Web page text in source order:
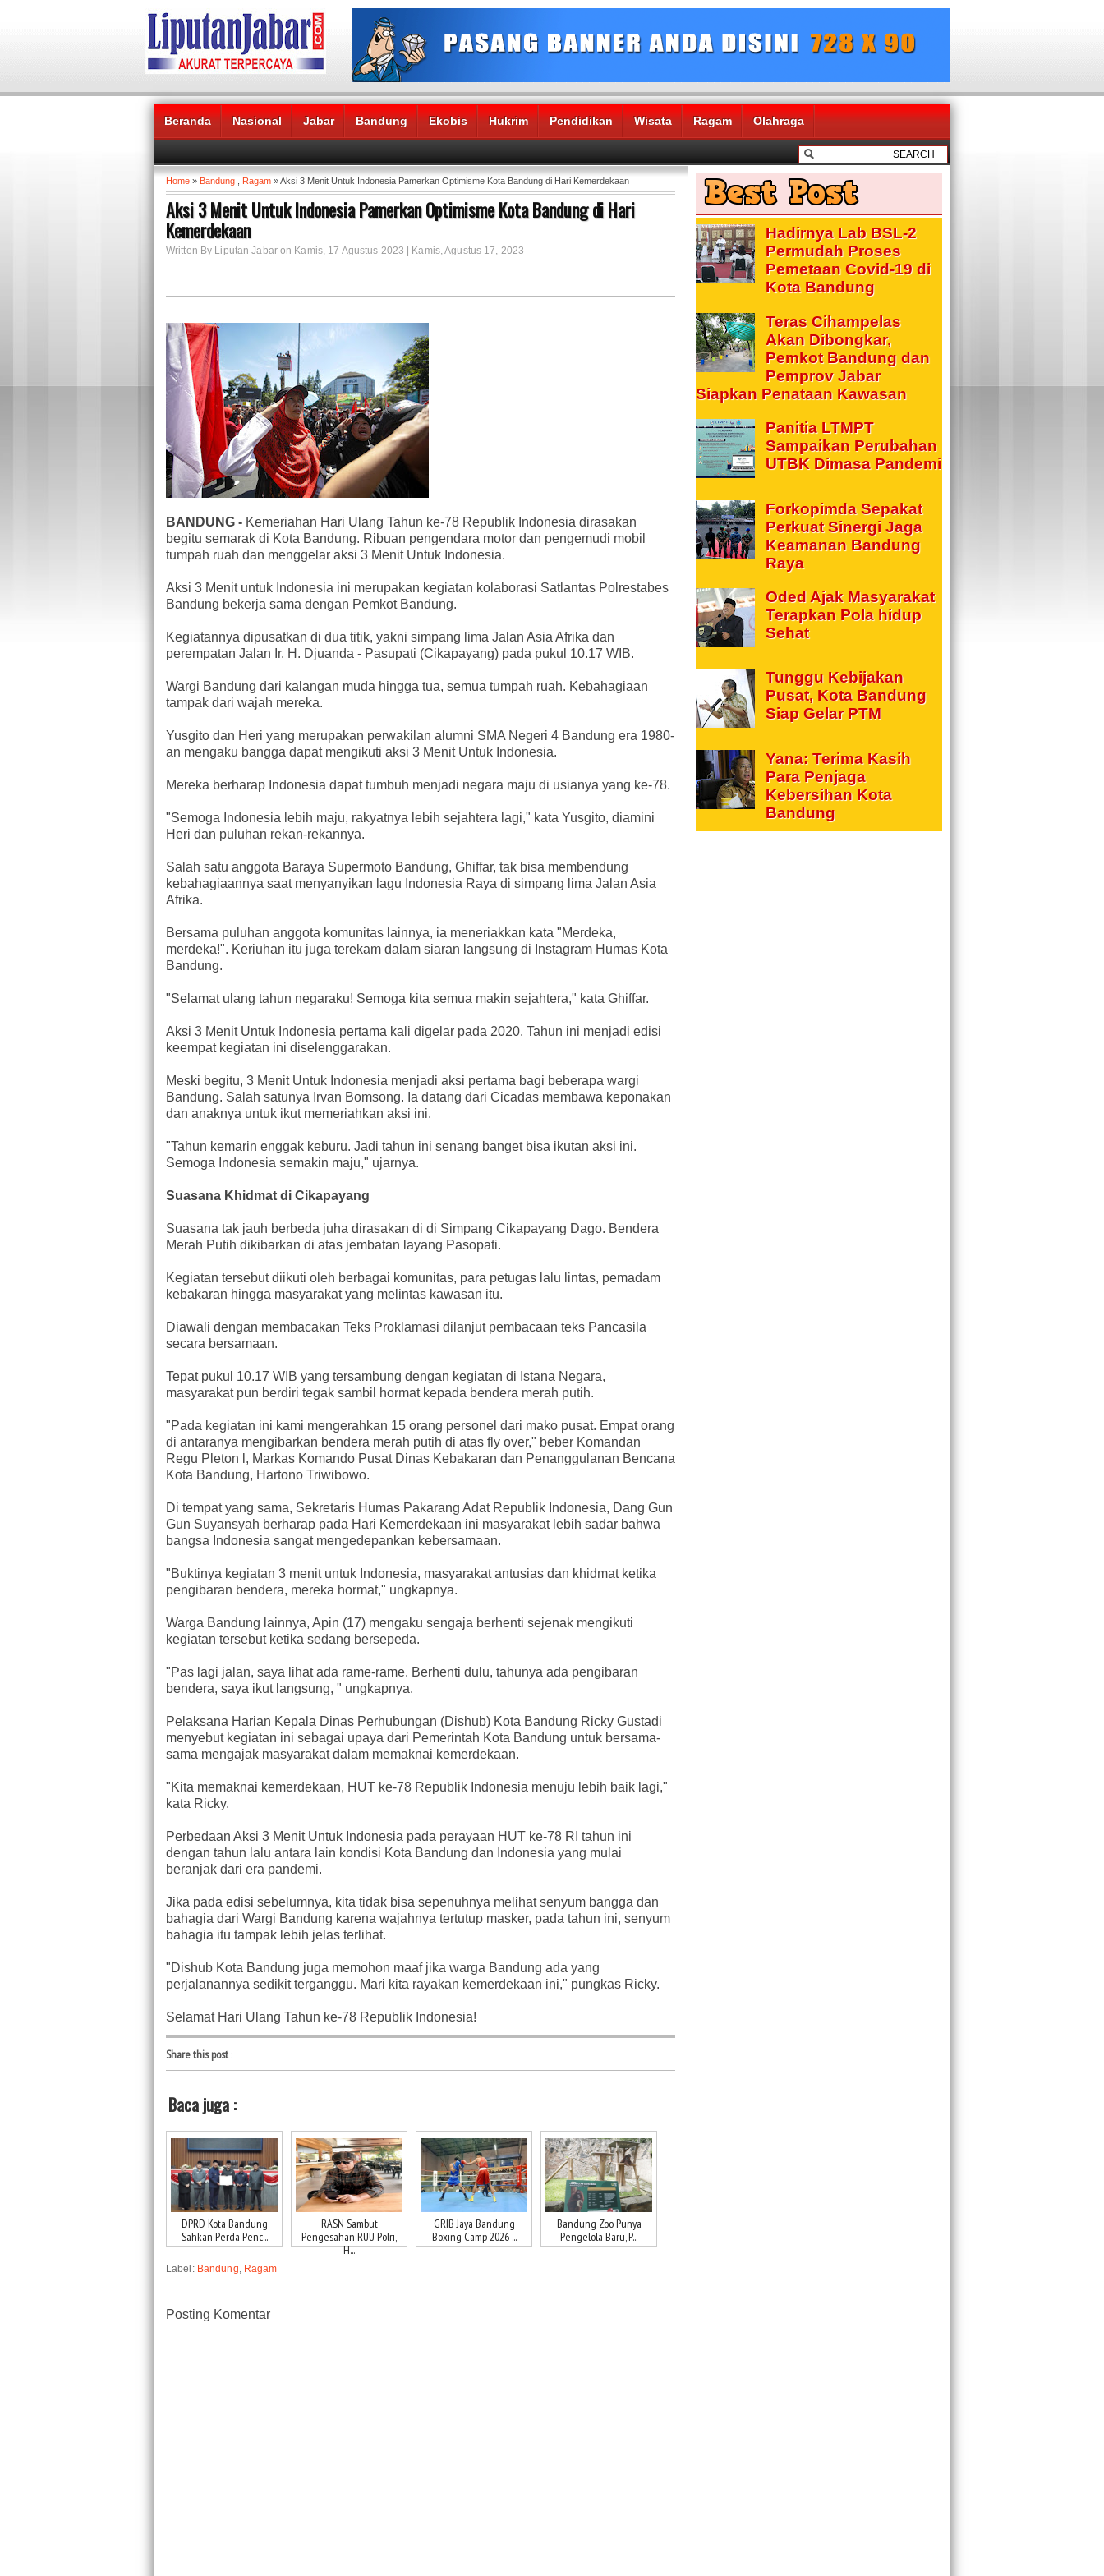
Beranda Nasional Jabar Bandung Ekobis Hukrim Pendidikan Wisata Ragam Olahraga
Headlines News :
Home » Bandung Ragam » Aksi 3 Menit Untuk Indonesia Pamerkan Optimisme Kota Bandung di Hari Kemerdekaan
Aksi 3 Menit Untuk Indonesia Pamerkan Optimisme Kota Bandung di Hari
Kemerdekaan
Written By Liputan Jabar on Kamis, 17 Agustus 2023 | Kamis, Agustus 17, 2023
BANDUNG - Kemeriahan Hari Ulang Tahun ke-78 Republik Indonesia dirasakan
begitu semarak di Kota Bandung. Ribuan pengendara motor dan pengemudi mobil
tumpah ruah dan menggelar aksi 3 Menit Untuk Indonesia.
Aksi 3 Menit untuk Indonesia ini merupakan kegiatan kolaborasi Satlantas Polrestabes
Bandung bekerja sama dengan Pemkot Bandung.
Kegiatannya dipusatkan di dua titik, yakni simpang lima Jalan Asia Afrika dan
perempatan Jalan Ir. H. Djuanda - Pasupati (Cikapayang) pada pukul 10.17 WIB.
Wargi Bandung dari kalangan muda hingga tua, semua tumpah ruah. Kebahagiaan
tampak dari wajah mereka.
Yusgito dan Heri yang merupakan perwakilan alumni SMA Negeri 4 Bandung era 1980-
an mengaku bangga dapat mengikuti aksi 3 Menit Untuk Indonesia.
Mereka berharap Indonesia dapat tumbuh menjadi negara maju di usianya yang ke-78.
"Semoga Indonesia lebih maju, rakyatnya lebih sejahtera lagi," kata Yusgito, diamini
Heri dan puluhan rekan-rekannya.
Salah satu anggota Baraya Supermoto Bandung, Ghiffar, tak bisa membendung
kebahagiaannya saat menyanyikan lagu Indonesia Raya di simpang lima Jalan Asia
Afrika.
Bersama puluhan anggota komunitas lainnya, ia meneriakkan kata "Merdeka,
merdeka!". Keriuhan itu juga terekam dalam siaran langsung di Instagram Humas Kota
Bandung.
"Selamat ulang tahun negaraku! Semoga kita semua makin sejahtera," kata Ghiffar.
Aksi 3 Menit Untuk Indonesia pertama kali digelar pada 2020. Tahun ini menjadi edisi
keempat kegiatan ini diselenggarakan.
Meski begitu, 3 Menit Untuk Indonesia menjadi aksi pertama bagi beberapa wargi
Bandung. Salah satunya Irvan Bomsong. Ia datang dari Cicadas membawa keponakan
dan anaknya untuk ikut memeriahkan aksi ini.
"Tahun kemarin enggak keburu. Jadi tahun ini senang banget bisa ikutan aksi ini.
Semoga Indonesia semakin maju," ujarnya.
Suasana Khidmat di Cikapayang
Suasana tak jauh berbeda juha dirasakan di di Simpang Cikapayang Dago. Bendera
Merah Putih dikibarkan di atas jembatan layang Pasopati.
Kegiatan tersebut diikuti oleh berbagai komunitas, para petugas lalu lintas, pemadam
kebakaran hingga masyarakat yang melintas kawasan itu.
Diawali dengan membacakan Teks Proklamasi dilanjut pembacaan teks Pancasila
secara bersamaan.
Tepat pukul 10.17 WIB yang tersambung dengan kegiatan di Istana Negara,
masyarakat pun berdiri tegak sambil hormat kepada bendera merah putih.
"Pada kegiatan ini kami mengerahkan 15 orang personel dari mako pusat. Empat orang
di antaranya mengibarkan bendera merah putih di atas fly over," beber Komandan
Regu Pleton l, Markas Komando Pusat Dinas Kebakaran dan Penanggulanan Bencana
Kota Bandung, Hartono Triwibowo.
Di tempat yang sama, Sekretaris Humas Pakarang Adat Republik Indonesia, Dang Gun
Gun Suyansyah berharap pada Hari Kemerdekaan ini masyarakat lebih sadar bahwa
bangsa Indonesia sangat mengedepankan kebersamaan.
"Buktinya kegiatan 3 menit untuk Indonesia, masyarakat antusias dan khidmat ketika
pengibaran bendera, mereka hormat," ungkapnya.
Warga Bandung lainnya, Apin (17) mengaku sengaja berhenti sejenak mengikuti
kegiatan tersebut ketika sedang bersepeda.
"Pas lagi jalan, saya lihat ada rame-rame. Berhenti dulu, tahunya ada pengibaran
bendera, saya ikut langsung, " ungkapnya.
Pelaksana Harian Kepala Dinas Perhubungan (Dishub) Kota Bandung Ricky Gustadi
menyebut kegiatan ini sebagai upaya dari Pemerintah Kota Bandung untuk bersama-
sama mengajak masyarakat dalam memaknai kemerdekaan.
"Kita memaknai kemerdekaan, HUT ke-78 Republik Indonesia menuju lebih baik lagi,"
kata Ricky.
Perbedaan Aksi 3 Menit Untuk Indonesia pada perayaan HUT ke-78 RI tahun ini
dengan tahun lalu antara lain kondisi Kota Bandung dan Indonesia yang mulai
beranjak dari era pandemi.
Jika pada edisi sebelumnya, kita tidak bisa sepenuhnya melihat senyum bangga dan
bahagia dari Wargi Bandung karena wajahnya tertutup masker, pada tahun ini, senyum
bahagia itu tampak lebih jelas terlihat.
"Dishub Kota Bandung juga memohon maaf jika warga Bandung ada yang
perjalanannya sedikit terganggu. Mari kita rayakan kemerdekaan ini," pungkas Ricky.
Selamat Hari Ulang Tahun ke-78 Republik Indonesia!
Share this post:
Baca juga :
DPRD Kota Bandung
Sahkan Perda Penc...
RASN Sambut
Pengesahan RUU Polri,
H...
GRIB Jaya Bandung
Boxing Camp 2026 ...
Bandung Zoo Punya
Pengelola Baru, P...
Label: Bandung Ragam
Posting Komentar
Hadirnya Lab BSL-2
Permudah Proses
Pemetaan Covid-19 di
Kota Bandung
Teras Cihampelas
Akan Dibongkar,
Pemkot Bandung dan
Pemprov Jabar
Siapkan Penataan Kawasan
Panitia LTMPT
Sampaikan Perubahan
UTBK Dimasa Pandemi
Forkopimda Sepakat
Perkuat Sinergi Jaga
Keamanan Bandung
Raya
Oded Ajak Masyarakat
Terapkan Pola hidup
Sehat
Tunggu Kebijakan
Pusat, Kota Bandung
Siap Gelar PTM
Yana: Terima Kasih
Para Penjaga
Kebersihan Kota
Bandung